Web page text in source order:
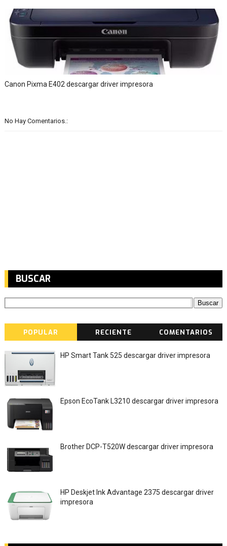
Canon Pixma E402 descargar driver impresora
No Hay Comentarios.:
BUSCAR
POPULAR RECIENTE COMENTARIOS
HP Smart Tank 525 descargar driver impresora
Epson EcoTank L3210 descargar driver impresora
Brother DCP-T520W descargar driver impresora
HP Deskjet Ink Advantage 2375 descargar driver
impresora